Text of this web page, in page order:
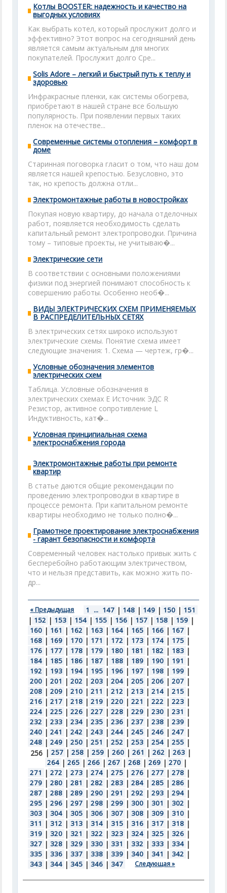
Котлы BOOSTER: надежность и качество на
выгодных условиях
Как выбрать котел, который прослужит долго и
эффективно? Этот вопрос на сегодняшний день
является самым актуальным для многих
покупателей. Прослужит долго Сре...
Solis Adore – легкий и быстрый путь к теплу и
здоровью
Инфракрасные пленки, как системы обогрева,
приобретают в нашей стране все большую
популярность. При появлении первых таких
пленок на отечестве...
Современные системы отопления – комфорт в
доме
Старинная поговорка гласит о том, что наш дом
является нашей крепостью. Безусловно, это
так, но крепость должна отли...
Электромонтажные работы в новостройках
Покупая новую квартиру, до начала отделочных
работ, появляется необходимость сделать
капитальный ремонт электропроводки. Причина
тому – типовые проекты, не учитываю�...
Электрические сети
В соответствии с основными положениями
физики под энергией понимают способность к
совершению работы. Особенно необ�...
ВИДЫ ЭЛЕКТРИЧЕСКИХ СХЕМ ПРИМЕНЯЕМЫХ
В РАСПРЕДЕЛИТЕЛЬНЫХ СЕТЯХ
В электрических сетях широко используют
электрические схемы. Понятие схема имеет
следующие значения: 1. Схема — чертеж, гр�...
Условные обозначения элементов
электрических схем
Таблица. Условные обозначения в
электрических схемах Е Источник ЭДС R
Резистор, активное сопротивление L
Индуктивность, кат�...
Условная принципиальная схема
электроснабжения города
Электромонтажные работы при ремонте
квартир
В статье даются общие рекомендации по
проведению электропроводки в квартире в
процессе ремонта. При капитальном ремонте
квартиры необходимо не только полно�...
Грамотное проектирование электроснабжения
- гарант безопасности и комфорта
Современный человек настолько привык жить с
бесперебойно работающим электричеством,
что и нельзя представить, как можно жить по-
др...
« Предыдущая 1 ... 147 | 148 | 149 | 150 | 151
| 152 | 153 | 154 | 155 | 156 | 157 | 158 | 159 |
160 | 161 | 162 | 163 | 164 | 165 | 166 | 167 |
168 | 169 | 170 | 171 | 172 | 173 | 174 | 175 |
176 | 177 | 178 | 179 | 180 | 181 | 182 | 183 |
184 | 185 | 186 | 187 | 188 | 189 | 190 | 191 |
192 | 193 | 194 | 195 | 196 | 197 | 198 | 199 |
200 | 201 | 202 | 203 | 204 | 205 | 206 | 207 |
208 | 209 | 210 | 211 | 212 | 213 | 214 | 215 |
216 | 217 | 218 | 219 | 220 | 221 | 222 | 223 |
224 | 225 | 226 | 227 | 228 | 229 | 230 | 231 |
232 | 233 | 234 | 235 | 236 | 237 | 238 | 239 |
240 | 241 | 242 | 243 | 244 | 245 | 246 | 247 |
248 | 249 | 250 | 251 | 252 | 253 | 254 | 255 |
256 | 257 | 258 | 259 | 260 | 261 | 262 | 263 |
264 | 265 | 266 | 267 | 268 | 269 | 270 |
271 | 272 | 273 | 274 | 275 | 276 | 277 | 278 |
279 | 280 | 281 | 282 | 283 | 284 | 285 | 286 |
287 | 288 | 289 | 290 | 291 | 292 | 293 | 294 |
295 | 296 | 297 | 298 | 299 | 300 | 301 | 302 |
303 | 304 | 305 | 306 | 307 | 308 | 309 | 310 |
311 | 312 | 313 | 314 | 315 | 316 | 317 | 318 |
319 | 320 | 321 | 322 | 323 | 324 | 325 | 326 |
327 | 328 | 329 | 330 | 331 | 332 | 333 | 334 |
335 | 336 | 337 | 338 | 339 | 340 | 341 | 342 |
343 | 344 | 345 | 346 | 347 Следующая »